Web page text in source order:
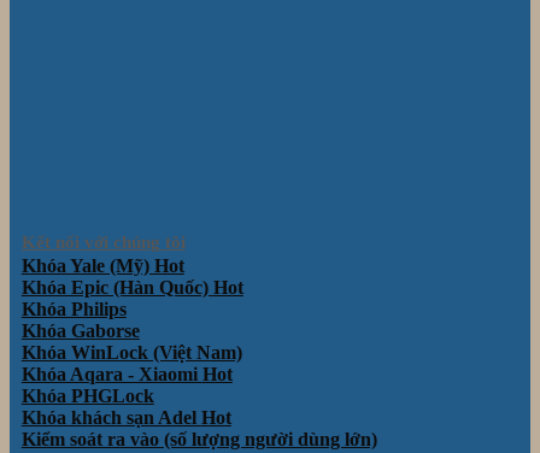
Kết nối với chúng tôi
Khóa Yale (Mỹ)
Khóa Epic (Hàn Quốc)
Khóa Philips
Khóa Gaborse
Khóa WinLock (Việt Nam)
Khóa Aqara - Xiaomi
Khóa PHGLock
Khóa khách sạn Adel
Kiểm soát ra vào (số lượng người dùng lớn)